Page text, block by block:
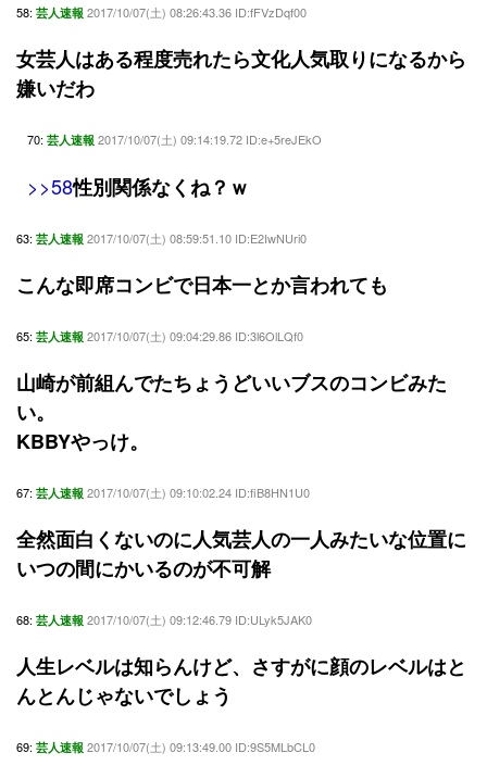
58: 芸人速報 2017/10/07(土) 08:26:43.36 ID:fFVzDqf00
女芸人はある程度売れたら文化人気取りになるから
嫌いだわ
70: 芸人速報 2017/10/07(土) 09:14:19.72 ID:e+5reJEkO
>>58性別関係なくね？ｗ
63: 芸人速報 2017/10/07(土) 08:59:51.10 ID:E2IwNUri0
こんな即席コンビで日本一とか言われても
65: 芸人速報 2017/10/07(土) 09:04:29.86 ID:3l6OlLQf0
山崎が前組んでたちょうどいいブスのコンビみた
い。
KBBYやっけ。
67: 芸人速報 2017/10/07(土) 09:10:02.24 ID:fiB8HN1U0
全然面白くないのに人気芸人の一人みたいな位置に
いつの間にかいるのが不可解
68: 芸人速報 2017/10/07(土) 09:12:46.79 ID:ULyk5JAK0
人生レベルは知らんけど、さすがに顔のレベルはと
んとんじゃないでしょう
69: 芸人速報 2017/10/07(土) 09:13:49.00 ID:9S5MLbCL0